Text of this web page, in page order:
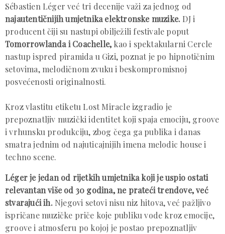
Sébastien Léger već tri decenije važi za jednog od
najautentičnijih umjetnika elektronske muzike. DJ i
producent čiji su nastupi obilježili festivale poput
Tomorrowlanda i Coachelle, kao i spektakularni Cercle
nastup ispred piramida u Gizi, poznat je po hipnotičnim
setovima, melodičnom zvuku i beskompromisnoj
posvećenosti originalnosti.
Kroz vlastitu etiketu Lost Miracle izgradio je
prepoznatljiv muzički identitet koji spaja emociju, groove
i vrhunsku produkciju, zbog čega ga publika i danas
smatra jednim od najuticajnijih imena melodic house i
techno scene.
Léger je jedan od rijetkih umjetnika koji je uspio ostati
relevantan više od 30 godina, ne prateći trendove, već
stvarajući ih. Njegovi setovi nisu niz hitova, već pažljivo
ispričane muzičke priče koje publiku vode kroz emocije,
groove i atmosferu po kojoj je postao prepoznatljiv